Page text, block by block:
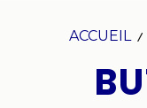
ACCUEIL